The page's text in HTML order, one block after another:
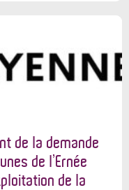
de la demande
de l’Ernée
de la